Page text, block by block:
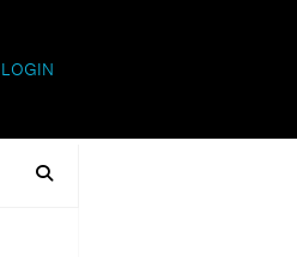
LOGIN